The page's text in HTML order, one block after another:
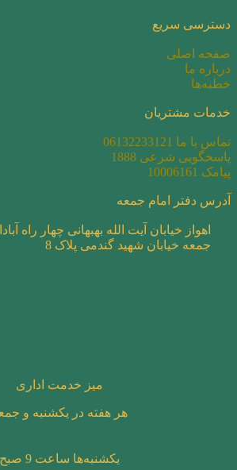
دسترسی سریع
صفحه اصلی
درباره ما
خطبه‌ها
خدمات مشتریان
تماس با ما 06132233121
پاسخگویی شرعی 1888
پیامک 10006161
آدرس دفتر امام جمعه
اهواز خیابان آیت الله بهبهانی چهار راه
جمعه خیابان شهید گندمی پلاک 8
میز خدمت اداری
هر هفته در یکشنبه و
یکشنبه‌ها ساعت 9 صبح